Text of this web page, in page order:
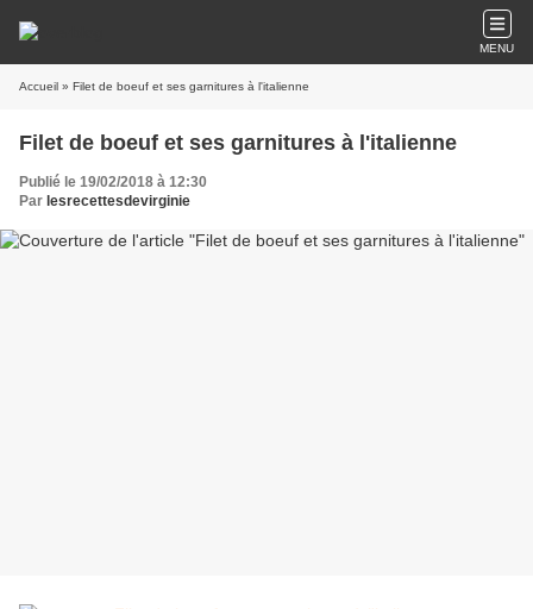
MENU
Accueil » Filet de boeuf et ses garnitures à l'italienne
Filet de boeuf et ses garnitures à l'italienne
Publié le 19/02/2018 à 12:30
Par lesrecettesdevirginie